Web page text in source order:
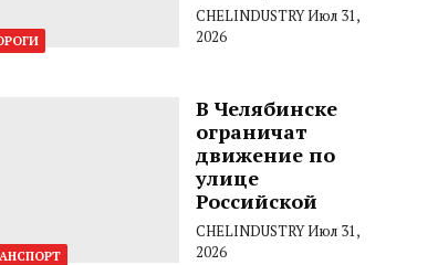
CHELINDUSTRYИюл 31,
2026
В Челябинске
ограничат
движение по
улице
Российской
CHELINDUSTRYИюл 31,
2026